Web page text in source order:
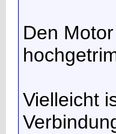
Den
Vielleicht